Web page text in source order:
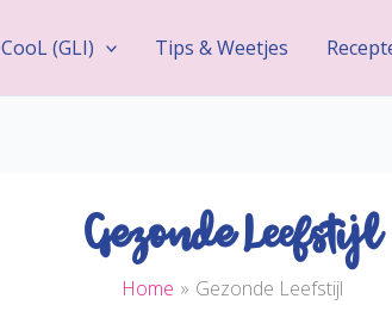
CooL (GLI) Tips & Weetjes
Gezonde Leefstijl
Home Gezonde Leefstijl